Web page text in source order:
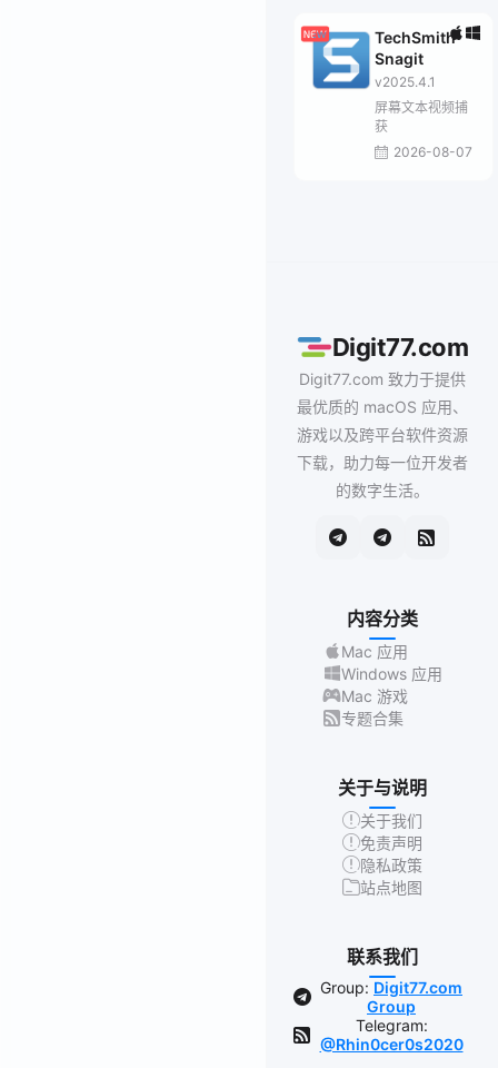
TechSmith
Snagit
v2025.4.1
屏幕文本视频捕
获
2026-08-07
Digit77.com
Digit77.com 致力于提供
最优质的 macOS 应用、
游戏以及跨平台软件资源
下载，助力每一位开发者
的数字生活。
内容分类
Mac 应用
Windows 应用
Mac 游戏
专题合集
关于与说明
关于我们
免责声明
隐私政策
站点地图
联系我们
Group: Digit77.com
Group
Telegram:
@Rhin0cer0s2020